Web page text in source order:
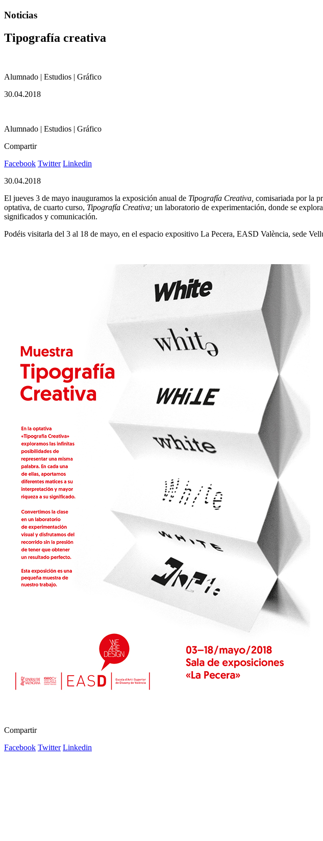
Noticias
Tipografía creativa
Alumnado | Estudios | Gráfico
30.04.2018
Alumnado | Estudios | Gráfico
Compartir
Facebook Twitter Linkedin
30.04.2018
El jueves 3 de mayo inauguramos la exposición anual de Tipografía Creativa, comisariada por la
optativa, de cuarto curso, Tipografía Creativa; un laboratorio de experimentación, donde se
significados y comunicación.
Podéis visitarla del 3 al 18 de mayo, en el espacio expositivo La Pecera, EASD València, sede
Compartir
Facebook Twitter Linkedin